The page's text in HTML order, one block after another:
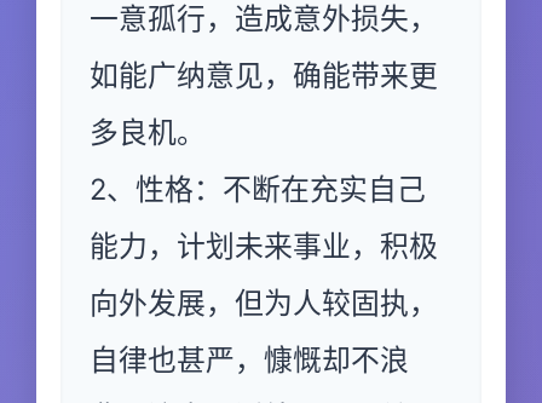
一意孤行，造成意外损失，
如能广纳意见，确能带来更
多良机。
2、性格：不断在充实自己
能力，计划未来事业，积极
向外发展，但为人较固执，
自律也甚严，慷慨却不浪